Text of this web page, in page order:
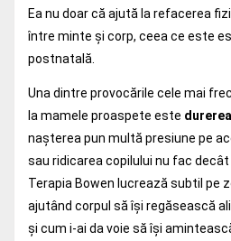
Ea nu doar că ajută la refacerea
între minte și corp, ceea ce este
postnatală.
Una dintre provocările cele mai
la mamele proaspete este
nașterea pun multă presiune pe
sau ridicarea copilului nu fac
Terapia Bowen lucrează subtil pe
ajutând corpul să își regăsească
și cum i-ai da voie să își